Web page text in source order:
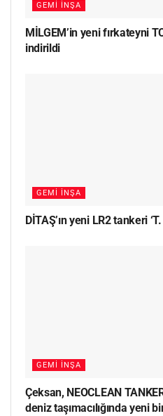
GEMI İNŞA
MİLGEM’in yeni fırkateyni
indirildi
GEMI İNŞA
DİTAŞ’ın yeni LR2 tankeri
GEMI İNŞA
Çeksan, NEOCLEAN
deniz taşımacılığında yeni